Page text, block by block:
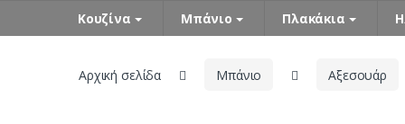
Κουζίνα Μπάνιο Πλακάκια
Αρχική σελίδα Μπάνιο Αξεσουάρ